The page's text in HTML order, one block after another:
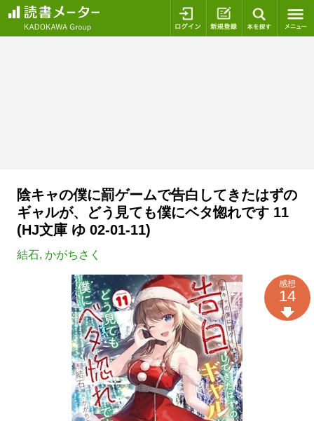
ログイン 新規登録
陰キャの僕に罰ゲームで告白してきたはずの
ギャルが、どう見ても僕にベタ惚れです 11
(HJ文庫 ゆ 02-01-11)
結石, かがちさく
感想
14